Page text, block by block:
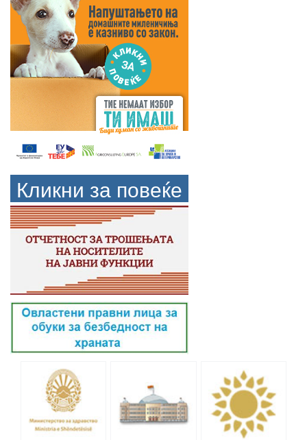
Кликни за повеќе